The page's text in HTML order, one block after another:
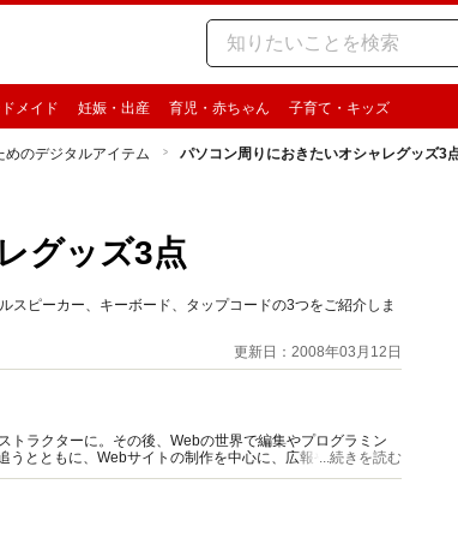
メイド 妊娠・出産 育児・赤ちゃん 子育て・キッズ
めのデジタルアイテム パソコン周りにおきたいオシャレグッズ3
グッズ3点
スピーカー、キーボード、タップコードの3つをご紹介しま
更新日：2008年03月12日
トラクターに。その後、Webの世界で編集やプログラミン
とともに、Webサイトの制作を中心に、広報やマーケティ
動を行っている。
...続きを読む